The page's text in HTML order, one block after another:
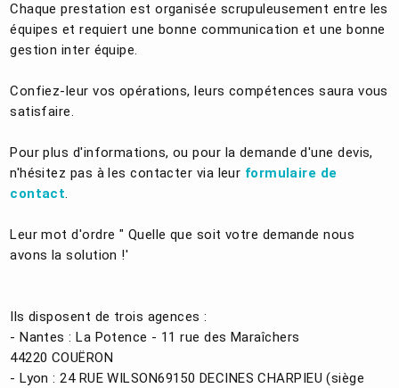
Chaque prestation est organisée scrupuleusement entre les
équipes et requiert une bonne communication et une bonne
gestion inter équipe.
Confiez-leur vos opérations, leurs compétences saura vous
satisfaire.
Pour plus d'informations, ou pour la demande d'une devis,
n'hésitez pas à les contacter via leur formulaire de
contact.
Leur mot d'ordre " Quelle que soit votre demande nous
avons la solution !'
Ils disposent de trois agences :
- Nantes : La Potence - 11 rue des Maraîchers
44220 COUËRON
- Lyon : 24 RUE WILSON69150 DECINES CHARPIEU (siège